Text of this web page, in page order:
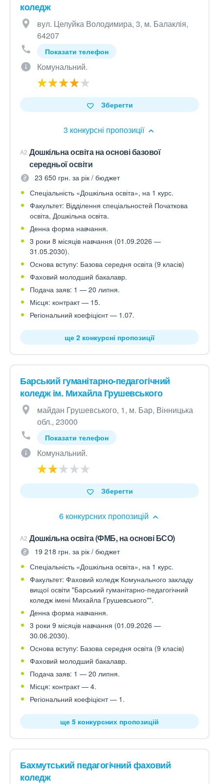
коледж
вул. Целуйка Володимира, 3, м. Балаклія,
64207
Показати телефон
Комунальний.
3 конкурсні пропозиції
Зберегти
A2 Дошкільна освіта на основі базової
середньої освіти
23 650 грн. за рік / бюджет
Спеціальність «Дошкільна освіта», на 1 курс.
Факультет: Відділення спеціальностей Початкова
освіта, Дошкільна освіта.
Денна форма навчання.
3 роки 8 місяців навчання (01.09.2026 —
31.05.2030).
Основа вступу: Базова середня освіта (9 класів)
Фаховий молодший бакалавр.
Подача заяв: 1 — 20 липня.
Місця: контракт — 15.
Регіональний коефіцієнт — 1.07.
ще 2 конкурсні пропозиції
Барський гуманітарно-педагогічний
коледж ім. Михайла Грушевського
майдан Грушевського, 1, м. Бар, Вінницька
обл., 23000
Показати телефон
Комунальний.
6 конкурсних пропозицій
Зберегти
A2 Дошкільна освіта (ФМБ, на основі БСО)
19 218 грн. за рік / бюджет
Спеціальність «Дошкільна освіта», на 1 курс.
Факультет: Фаховий коледж Комунального закладу
вищої освіти "Барський гуманітарно-педагогічний
коледж імені Михайла Грушевського"".
Денна форма навчання.
3 роки 9 місяців навчання (01.09.2026 —
30.06.2030).
Основа вступу: Базова середня освіта (9 класів)
Фаховий молодший бакалавр.
Подача заяв: 1 — 20 липня.
Місця: контракт — 4.
Регіональний коефіцієнт — 1.
ще 5 конкурсних пропозицій
Бахмутський педагогічний фаховий
коледж